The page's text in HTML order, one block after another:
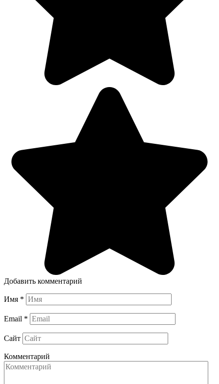
Добавить комментарий
Имя *
Email *
Сайт
Комментарий